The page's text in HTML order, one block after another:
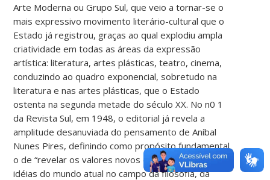
Arte Moderna ou Grupo Sul, que veio a tornar-se o
mais expressivo movimento literário-cultural que o
Estado já registrou, graças ao qual explodiu ampla
criatividade em todas as áreas da expressão
artística: literatura, artes plásticas, teatro, cinema,
conduzindo ao quadro exponencial, sobretudo na
literatura e nas artes plásticas, que o Estado
ostenta na segunda metade do século XX. No n0 1
da Revista Sul, em 1948, o editorial já revela a
amplitude desanuviada do pensamento de Aníbal
Nunes Pires, definindo como propósito fundamental
o de “revelar os valores novos e acompanhar as
idéias do mundo atual no campo da filosofia, da